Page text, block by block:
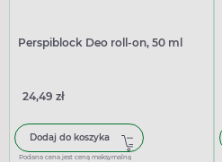
Perspiblock Deo roll-on, 50 ml
24,49 zł
Dodaj do koszyka
Podana cena jest ceną maksymalną